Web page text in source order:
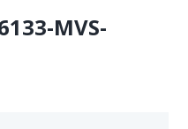
MVS-